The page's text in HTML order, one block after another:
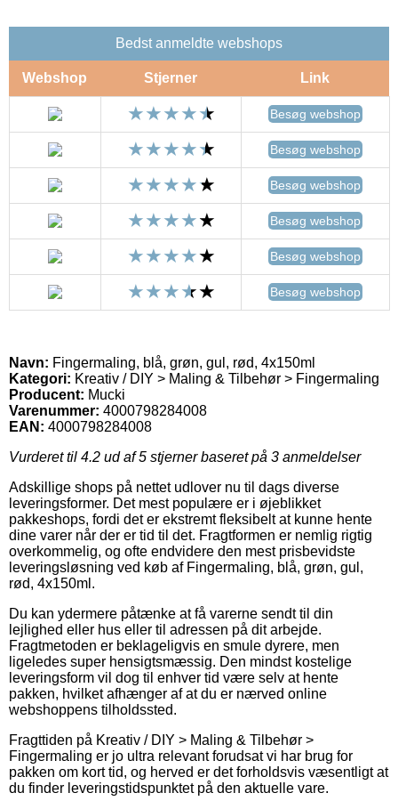
Bedst anmeldte webshops
Webshop Stjerner Link
Besøg webshop
Besøg webshop
Besøg webshop
Besøg webshop
Besøg webshop
Besøg webshop
Navn: Fingermaling, blå, grøn, gul, rød, 4x150ml
Kategori: Kreativ / DIY > Maling & Tilbehør > Fingermaling
Producent: Mucki
Varenummer: 4000798284008
EAN: 4000798284008
Vurderet til 4.2 ud af 5 stjerner baseret på 3 anmeldelser
Adskillige shops på nettet udlover nu til dags diverse
leveringsformer. Det mest populære er i øjeblikket
pakkeshops, fordi det er ekstremt fleksibelt at kunne hente
dine varer når der er tid til det. Fragtformen er nemlig rigtig
overkommelig, og ofte endvidere den mest prisbevidste
leveringsløsning ved køb af Fingermaling, blå, grøn, gul,
rød, 4x150ml.
Du kan ydermere påtænke at få varerne sendt til din
lejlighed eller hus eller til adressen på dit arbejde.
Fragtmetoden er beklageligvis en smule dyrere, men
ligeledes super hensigtsmæssig. Den mindst kostelige
leveringsform vil dog til enhver tid være selv at hente
pakken, hvilket afhænger af at du er nærved online
webshoppens tilholdssted.
Fragttiden på Kreativ / DIY > Maling & Tilbehør >
Fingermaling er jo ultra relevant forudsat vi har brug for
pakken om kort tid, og herved er det forholdsvis væsentligt at
du finder leveringstidspunktet på den aktuelle vare.